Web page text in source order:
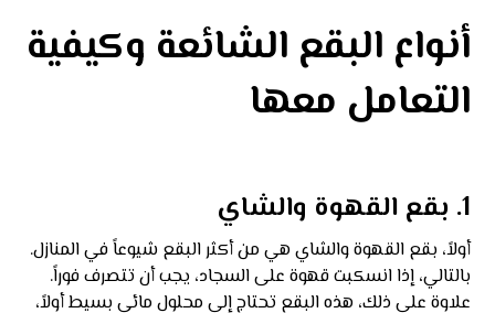
أنواع البقع الشائعة وكيفية
التعامل معها
1. بقع القهوة والشاي
أولاً، بقع القهوة والشاي هي من أكثر البقع شيوعاً في المنازل.
بالتالي، إذا انسكبت قهوة على السجاد، يجب أن تتصرف فوراً.
علاوة على ذلك، هذه البقع تحتاج إلى محلول مائي بسيط أولاً،